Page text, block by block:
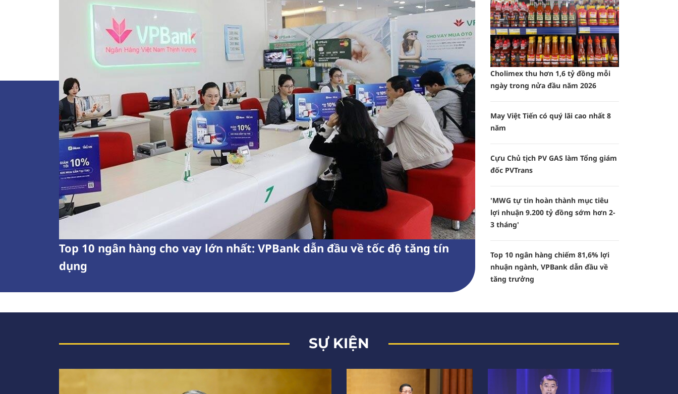
Top 10 ngân hàng cho vay lớn nhất: VPBank dẫn đầu về tốc độ tăng tín
dụng
Cholimex thu hơn 1,6 tỷ đồng mỗi
ngày trong nửa đầu năm 2026
May Việt Tiến có quý lãi cao nhất 8
năm
Cựu Chủ tịch PV GAS làm Tổng giám
đốc PVTrans
'MWG tự tin hoàn thành mục tiêu
lợi nhuận 9.200 tỷ đồng sớm hơn 2-
3 tháng'
Top 10 ngân hàng chiếm 81,6% lợi
nhuận ngành, VPBank dẫn đầu về
tăng trưởng
SỰ KIỆN